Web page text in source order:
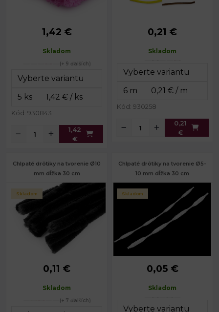
Priemer:
20 mm
1,42 €
Skladom
(+ 9 ďalších)
Kód: 930843
1,42
€
Priemer: 6 mm
0,21 €
Skladom
Kód: 930258
0,21
€
Chlpaté drôtiky na tvorenie Ø10
mm dĺžka 30 cm
10 mm
Skladom
0,11 €
Skladom
(+ 7 ďalších)
Chlpaté drôtiky na tvorenie Ø5-
10 mm dĺžka 30 cm
Priemer:
5 - 10 mm
Skladom
0,05 €
Skladom